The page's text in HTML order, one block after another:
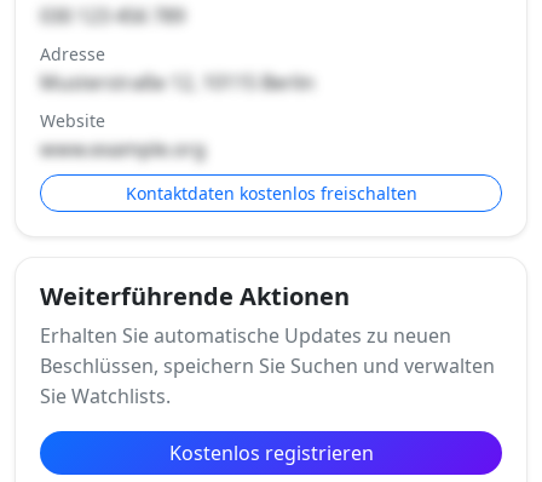
030 123 456 789
Adresse
Musterstraße 12, 10115 Berlin
Website
www.example.org
Kontaktdaten kostenlos freischalten
Weiterführende Aktionen
Erhalten Sie automatische Updates zu neuen
Beschlüssen, speichern Sie Suchen und verwalten
Sie Watchlists.
Kostenlos registrieren